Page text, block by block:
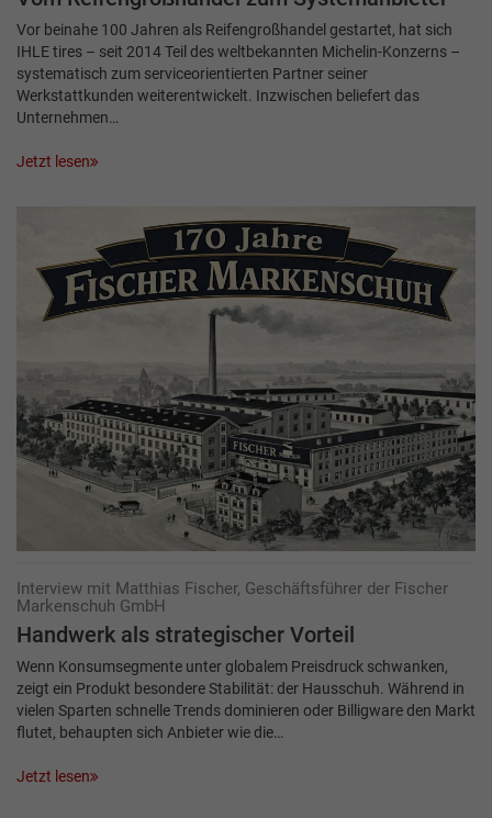
Vor beinahe 100 Jahren als Reifengroßhandel gestartet, hat sich
IHLE tires – seit 2014 Teil des weltbekannten Michelin-Konzerns –
systematisch zum serviceorientierten Partner seiner
Werkstattkunden weiterentwickelt. Inzwischen beliefert das
Unternehmen…
Jetzt lesen
Interview mit Matthias Fischer, Geschäftsführer der Fischer
Markenschuh GmbH
Handwerk als strategischer Vorteil
Wenn Konsumsegmente unter globalem Preisdruck schwanken,
zeigt ein Produkt besondere Stabilität: der Hausschuh. Während in
vielen Sparten schnelle Trends dominieren oder Billigware den Markt
flutet, behaupten sich Anbieter wie die…
Jetzt lesen